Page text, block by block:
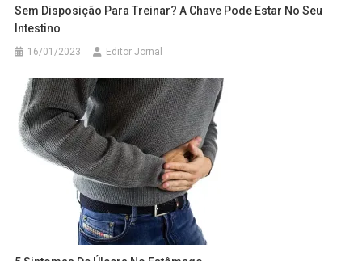
Sem Disposição Para Treinar? A Chave Pode Estar No Seu
Intestino
16/01/2023 Editor Jornal